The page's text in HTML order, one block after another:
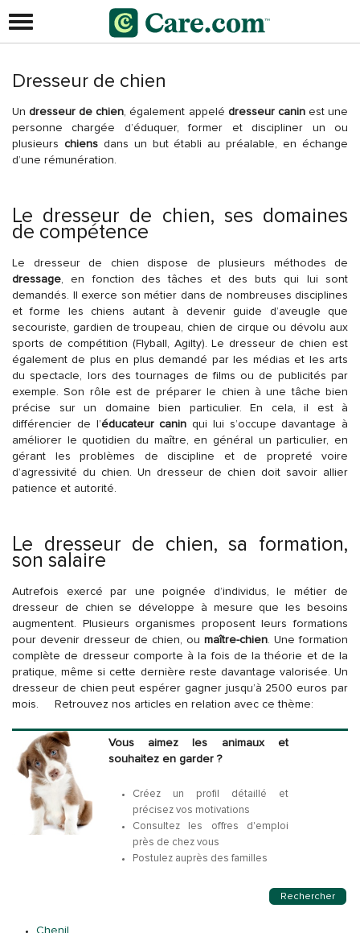
Dresseur de chien
Un dresseur de chien, également appelé dresseur caninest une
personne chargée d’éduquer, former et discipliner un ou
plusieurs chiensdans un but établi au préalable, en échange
d’une rémunération.
Le dresseur de chien, ses domaines
de compétence
Le dresseur de chien dispose de plusieurs méthodes de
dressage, en fonction des tâches et des buts qui lui sont
demandés. Il exerce son métier dans de nombreuses disciplines
et forme les chiens autant à devenir guide d’aveugle que
secouriste, gardien de troupeau, chien de cirque ou dévolu aux
sports de compétition (Flyball, Agilty). Le dresseur de chien est
également de plus en plus demandé par les médias et les arts
du spectacle, lors des tournages de films ou de publicités par
exemple. Son rôle est de préparer le chien à une tâche bien
précise sur un domaine bien particulier. En cela, il est à
différencier de l’éducateur canin qui lui s’occupe davantage à
améliorer le quotidien du maître, en général un particulier, en
gérant les problèmes de discipline et de propreté voire
d’agressivité du chien. Un dresseur de chien doit savoir allier
patience et autorité.
Le dresseur de chien, sa formation,
son salaire
Autrefois exercé par une poignée d’individus, le métier de
dresseur de chien se développe à mesure que les besoins
augmentent. Plusieurs organismes proposent leurs formations
pour devenir dresseur de chien, ou maître-chien. Une formation
complète de dresseur comporte à la fois de la théorie et de la
pratique, même si cette dernière reste davantage valorisée. Un
dresseur de chien peut espérer gagner jusqu’à 2500 euros par
mois.
Vous aimez les animaux et
souhaitez en garder ?
Créez un profil détaillé et
précisez vos motivations
Consultez les offres d'emploi
près de chez vous
Postulez auprès des familles
Rechercher
Retrouvez nos articles en relation avec ce thème:
Chenil